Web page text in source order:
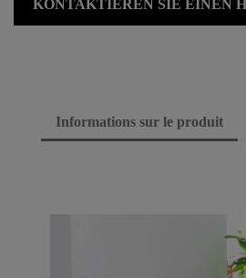
KONTAKTIEREN SIE EINEN
Informations sur le produit